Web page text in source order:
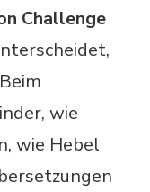
Challenge
wie
wie Hebel